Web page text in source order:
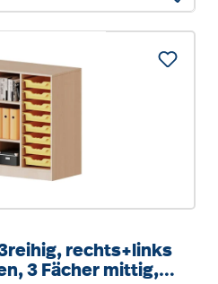
3reihig, rechts+links
3 Fächer mittig,